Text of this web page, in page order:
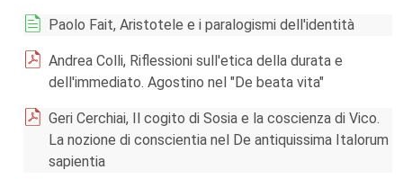
Paolo Fait, Aristotele e i paralogismi dell'identità
Andrea Colli, Riflessioni sull'etica della durata e
dell'immediato. Agostino nel "De beata vita"
Geri Cerchiai, Il cogito di Sosia e la coscienza di Vico.
La nozione di conscientia nel De antiquissima Italorum
sapientia